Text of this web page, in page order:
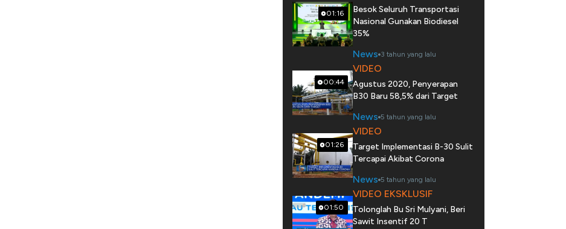
01:16
Besok Seluruh Transportasi
Nasional Gunakan Biodiesel
35%
News 3 tahun yang lalu
00:44
VIDEO
Agustus 2020, Penyerapan
B30 Baru 58,5% dari Target
News 5 tahun yang lalu
01:26
VIDEO
Target Implementasi B-30 Sulit
Tercapai Akibat Corona
News 5 tahun yang lalu
01:50
VIDEO EKSKLUSIF
Tolonglah Bu Sri Mulyani, Beri
Sawit Insentif 20 T